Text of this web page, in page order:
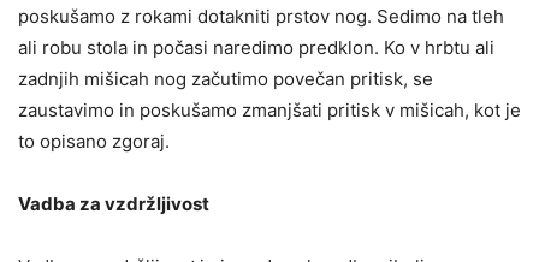
poskušamo z rokami dotakniti prstov nog. Sedimo na tleh
ali robu stola in počasi naredimo predklon. Ko v hrbtu ali
zadnjih mišicah nog začutimo povečan pritisk, se
zaustavimo in poskušamo zmanjšati pritisk v mišicah, kot je
to opisano zgoraj.
Vadba za vzdržljivost